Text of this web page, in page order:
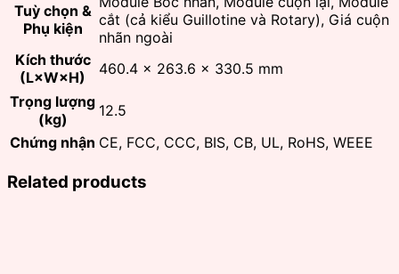
Tuỳ chọn &
Phụ kiện
cắt (cả kiểu Guillotine và Rotary), Giá cuộn
nhãn ngoài
Kích thước
(L×W×H)
460.4 × 263.6 × 330.5 mm
Trọng lượng
(kg)
12.5
Chứng nhận CE, FCC, CCC, BIS, CB, UL, RoHS, WEEE
Related products